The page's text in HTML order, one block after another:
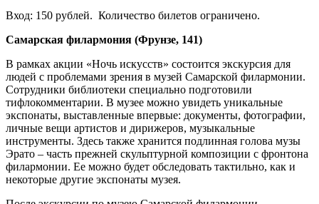
Вход: 150 рублей. Количество билетов ограничено.
Самарская филармония (Фрунзе, 141)
В рамках акции «Ночь искусств» состоится экскурсия для
людей с проблемами зрения в музей Самарской филармонии.
Сотрудники библиотеки специально подготовили
тифлокомментарии. В музее можно увидеть уникальные
экспонаты, выставленные впервые: документы, фотографии,
личные вещи артистов и дирижеров, музыкальные
инструменты. Здесь также хранится подлинная голова музы
Эрато – часть прежней скульптурной композиции с фронтона
филармонии. Ее можно будет обследовать тактильно, как и
некоторые другие экспонаты музея.